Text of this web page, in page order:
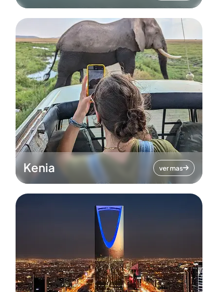
Kenia ver mas